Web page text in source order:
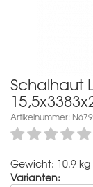
Schalhaut
Artikelnummer:
Gewicht: 10.9 kg
Varianten: